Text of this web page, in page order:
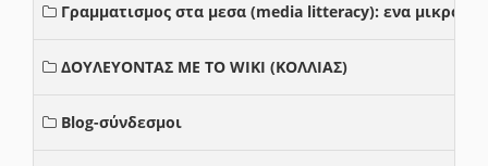
Γραμματισμος στα μεσα (media litteracy): ενα μικρο
ΔΟΥΛΕΥΟΝΤΑΣ ΜΕ ΤΟ WIKI (ΚΟΛΛΙΑΣ)
Blog-σύνδεσμοι